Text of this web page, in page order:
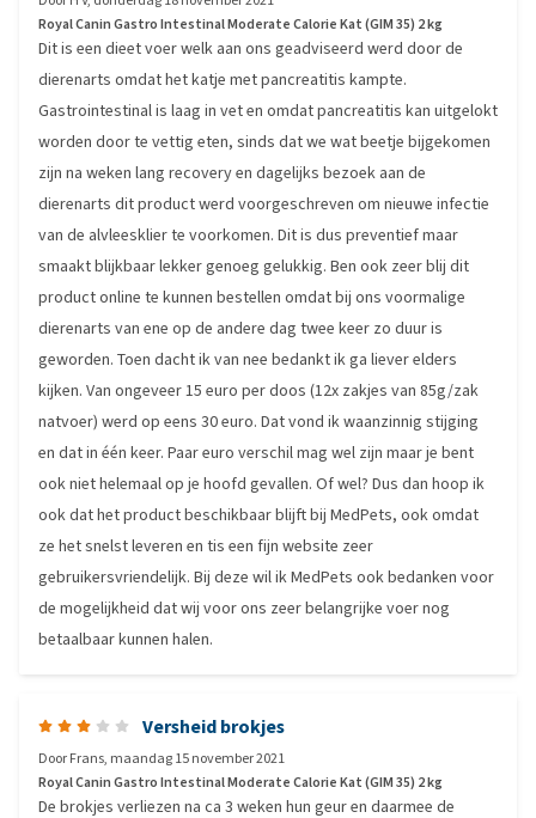
Royal Canin Gastro Intestinal Moderate Calorie Kat (GIM 35) 2 kg
Dit is een dieet voer welk aan ons geadviseerd werd door de
dierenarts omdat het katje met pancreatitis kampte.
Gastrointestinal is laag in vet en omdat pancreatitis kan uitgelokt
worden door te vettig eten, sinds dat we wat beetje bijgekomen
zijn na weken lang recovery en dagelijks bezoek aan de
dierenarts dit product werd voorgeschreven om nieuwe infectie
van de alvleesklier te voorkomen. Dit is dus preventief maar
smaakt blijkbaar lekker genoeg gelukkig. Ben ook zeer blij dit
product online te kunnen bestellen omdat bij ons voormalige
dierenarts van ene op de andere dag twee keer zo duur is
geworden. Toen dacht ik van nee bedankt ik ga liever elders
kijken. Van ongeveer 15 euro per doos (12x zakjes van 85g/zak
natvoer) werd op eens 30 euro. Dat vond ik waanzinnig stijging
en dat in één keer. Paar euro verschil mag wel zijn maar je bent
ook niet helemaal op je hoofd gevallen. Of wel? Dus dan hoop ik
ook dat het product beschikbaar blijft bij MedPets, ook omdat
ze het snelst leveren en tis een fijn website zeer
gebruikersvriendelijk. Bij deze wil ik MedPets ook bedanken voor
de mogelijkheid dat wij voor ons zeer belangrijke voer nog
betaalbaar kunnen halen.
Versheid brokjes
DoorFrans, maandag 15 november 2021
Royal Canin Gastro Intestinal Moderate Calorie Kat (GIM 35) 2 kg
De brokjes verliezen na ca 3 weken hun geur en daarmee de